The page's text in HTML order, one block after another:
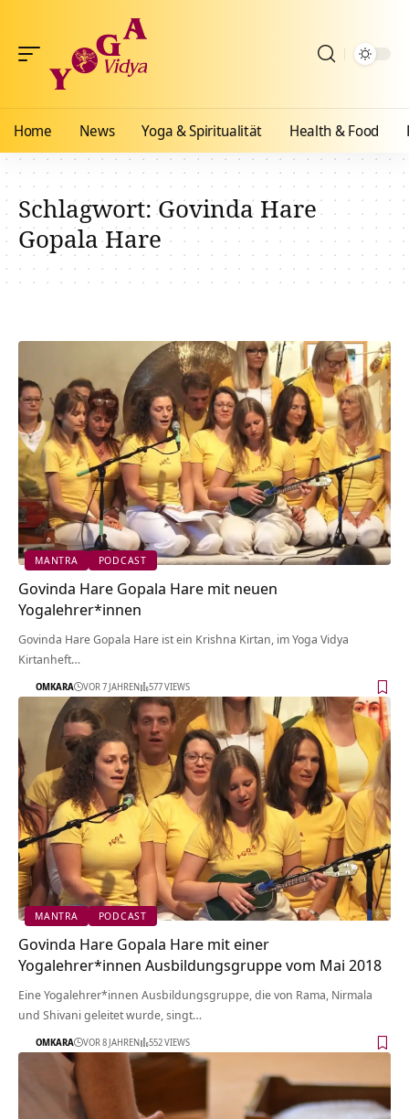
Home News Yoga & Spiritualität Health & Food
Schlagwort:Govinda Hare
Gopala Hare
MANTRA PODCAST
Govinda Hare Gopala Hare mit neuen
Yogalehrer*innen
Govinda Hare Gopala Hare ist ein Krishna Kirtan, im Yoga Vidya
Kirtanheft…
OMKARA VOR 7 JAHREN 577 VIEWS
MANTRA PODCAST
Govinda Hare Gopala Hare mit einer
Yogalehrer*innen Ausbildungsgruppe vom Mai 2018
Eine Yogalehrer*innen Ausbildungsgruppe, die von Rama, Nirmala
und Shivani geleitet wurde, singt…
OMKARA VOR 8 JAHREN 552 VIEWS